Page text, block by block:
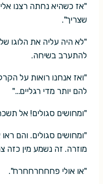
"אז כשהיא נחתה רצנו
שצריך".
"לא היה עליה את הלוגו
להתערב בשיחה.
"ואז אנחנו רואות על
להם יותר מדי רגליים…"
"ומחושים סגולים! אל
"ומחושים סגולים. והם
מוזרה. זה נשמע מין
"או אולי פחחחרחחרח".